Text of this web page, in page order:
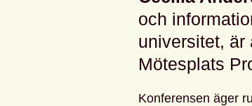
och
universitet, är
Mötesplats
Konferensen äger